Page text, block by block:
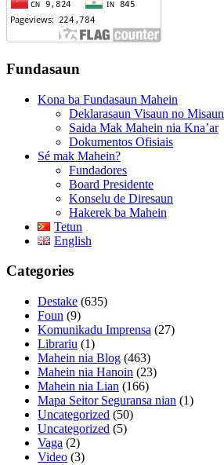
Fundasaun
Kona ba Fundasaun Mahein
Deklarasaun Visaun no Misaun
Saida Mak Mahein nia Kna’ar
Dokumentos Ofisiais
Sé mak Mahein?
Fundadores
Board Presidente
Konselu de Diresaun
Hakerek ba Mahein
Tetun
English
Categories
Destake (635)
Foun (9)
Komunikadu Imprensa (27)
Librariu (1)
Mahein nia Blog (463)
Mahein nia Hanoin (23)
Mahein nia Lian (166)
Mapa Seitor Seguransa nian (1)
Uncategorized (50)
Uncategorized (5)
Vaga (2)
Video (3)